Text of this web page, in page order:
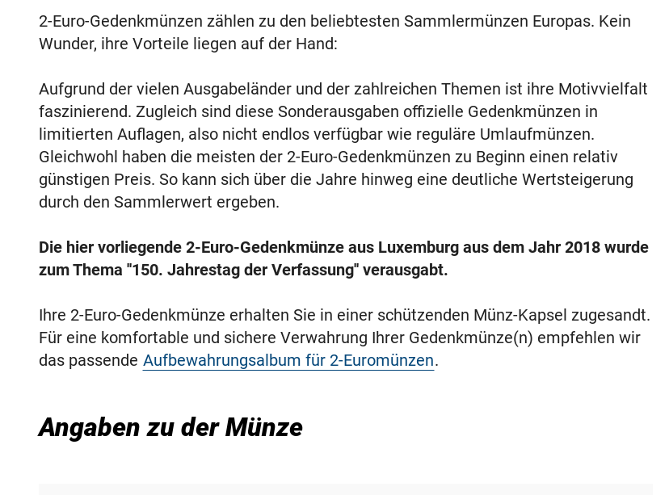
2-Euro-Gedenkmünzen zählen zu den beliebtesten Sammlermünzen Europas. Kein
Wunder, ihre Vorteile liegen auf der Hand:
Aufgrund der vielen Ausgabeländer und der zahlreichen Themen ist ihre Motivvielfalt
faszinierend. Zugleich sind diese Sonderausgaben offizielle Gedenkmünzen in
limitierten Auflagen, also nicht endlos verfügbar wie reguläre Umlaufmünzen.
Gleichwohl haben die meisten der 2-Euro-Gedenkmünzen zu Beginn einen relativ
günstigen Preis. So kann sich über die Jahre hinweg eine deutliche Wertsteigerung
durch den Sammlerwert ergeben.
Die hier vorliegende 2-Euro-Gedenkmünze aus Luxemburg aus dem Jahr 2018 wurde
zum Thema ''150. Jahrestag der Verfassung'' verausgabt.
Ihre 2-Euro-Gedenkmünze erhalten Sie in einer schützenden Münz-Kapsel zugesandt.
Für eine komfortable und sichere Verwahrung Ihrer Gedenkmünze(n) empfehlen wir
das passende Aufbewahrungsalbum für 2-Euromünzen.
Angaben zu der Münze